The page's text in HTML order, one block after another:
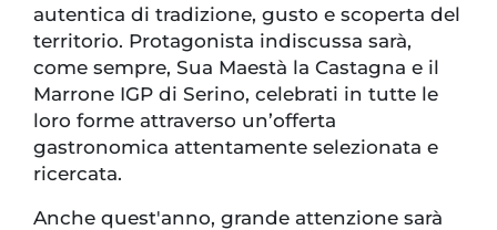
autentica di tradizione, gusto e scoperta del
territorio. Protagonista indiscussa sarà,
come sempre, Sua Maestà la Castagna e il
Marrone IGP di Serino, celebrati in tutte le
loro forme attraverso un’offerta
gastronomica attentamente selezionata e
ricercata.
Anche quest'anno, grande attenzione sarà